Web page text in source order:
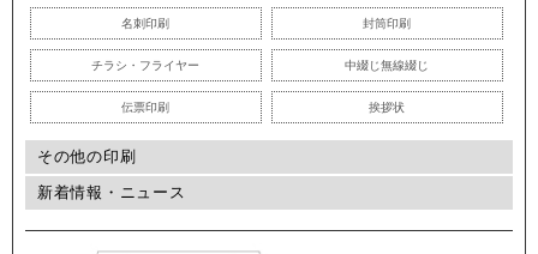
名刺印刷 封筒印刷
チラシ・フライヤー 中綴じ無線綴じ
伝票印刷 挨拶状
その他の印刷
新着情報・ニュース